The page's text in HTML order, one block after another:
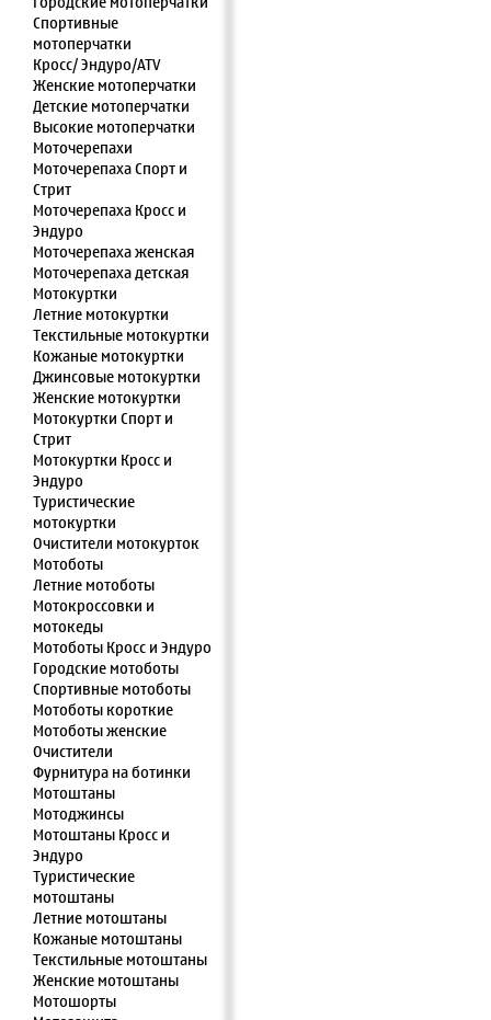
Спортивные
мотоперчатки
Кросс/ Эндуро/ATV
Женские мотоперчатки
Детские мотоперчатки
Высокие мотоперчатки
Моточерепахи
Моточерепаха Спорт и
Стрит
Моточерепаха Кросс и
Эндуро
Моточерепаха женская
Моточерепаха детская
Мотокуртки
Летние мотокуртки
Текстильные мотокуртки
Кожаные мотокуртки
Джинсовые мотокуртки
Женские мотокуртки
Мотокуртки Спорт и
Стрит
Мотокуртки Кросс и
Эндуро
Туристические
мотокуртки
Очистители мотокурток
Мотоботы
Летние мотоботы
Мотокроссовки и
мотокеды
Мотоботы Кросс и Эндуро
Городские мотоботы
Спортивные мотоботы
Мотоботы короткие
Мотоботы женские
Очистители
Фурнитура на ботинки
Мотоштаны
Мотоджинсы
Мотоштаны Кросс и
Эндуро
Туристические
мотоштаны
Летние мотоштаны
Кожаные мотоштаны
Текстильные мотоштаны
Женские мотоштаны
Мотошорты